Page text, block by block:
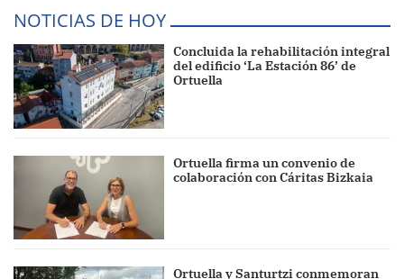
NOTICIAS DE HOY
Concluida la rehabilitación integral
del edificio ‘La Estación 86’ de
Ortuella
Ortuella firma un convenio de
colaboración con Cáritas Bizkaia
Ortuella y Santurtzi conmemoran